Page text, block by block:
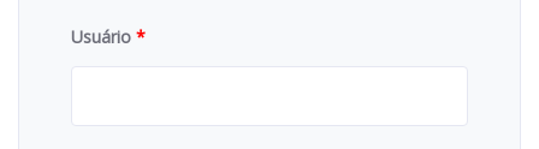
Usuário *